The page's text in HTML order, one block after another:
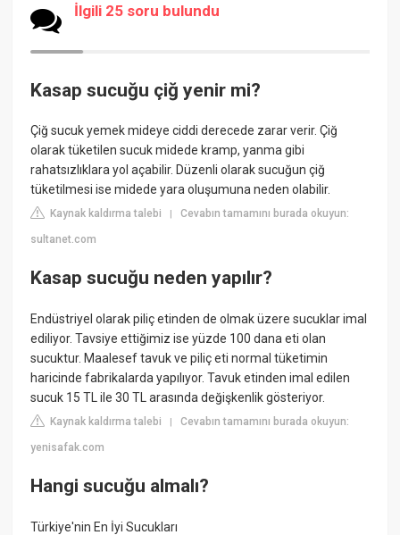
İlgili 25 soru bulundu
Kasap sucuğu çiğ yenir mi?
Çiğ sucuk yemek mideye ciddi derecede zarar verir. Çiğ
olarak tüketilen sucuk midede kramp, yanma gibi
rahatsızlıklara yol açabilir. Düzenli olarak sucuğun çiğ
tüketilmesi ise midede yara oluşumuna neden olabilir.
Kaynak kaldırma talebi |Cevabın tamamını burada okuyun:
sultanet.com
Kasap sucuğu neden yapılır?
Endüstriyel olarak piliç etinden de olmak üzere sucuklar imal
ediliyor. Tavsiye ettiğimiz ise yüzde 100 dana eti olan
sucuktur. Maalesef tavuk ve piliç eti normal tüketimin
haricinde fabrikalarda yapılıyor. Tavuk etinden imal edilen
sucuk 15 TL ile 30 TL arasında değişkenlik gösteriyor.
Kaynak kaldırma talebi |Cevabın tamamını burada okuyun:
yenisafak.com
Hangi sucuğu almalı?
Türkiye'nin En İyi Sucukları